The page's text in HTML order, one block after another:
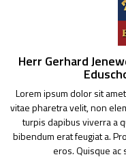
Herr Gerhard
Lorem ipsum dolor sit
vitae pharetra velit, non
turpis dapibus viverra a
bibendum erat feugiat a.
eros. Quisque ac